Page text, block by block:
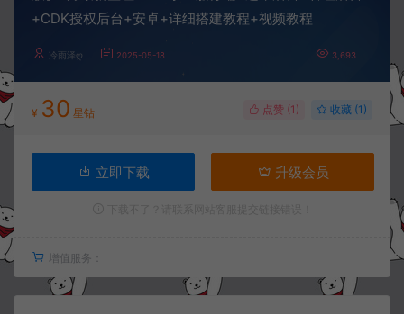
+CDK授权后台+安卓+详细搭建教程+视频教程
冷雨泽ღ 2025-05-18 3,693
¥ 30 星钻 点赞 (1 ) 收藏 (1)
立即下载 升级会员
增值服务：